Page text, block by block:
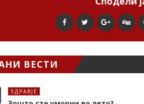
ВЕСТИ
ЗДРАВЈЕ